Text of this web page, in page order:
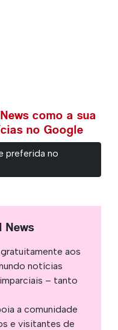
como a sua
no Google
preferida no
News
aos
notícias
– tanto
a comunidade
e visitantes de